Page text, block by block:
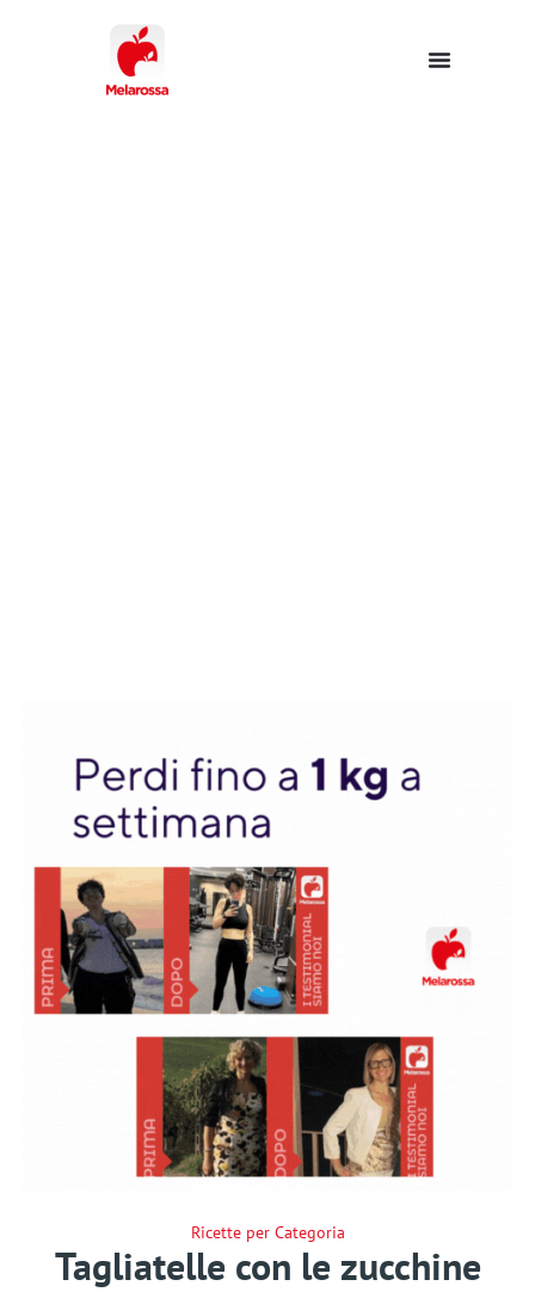
Ricette per Categoria
Tagliatelle con le zucchine